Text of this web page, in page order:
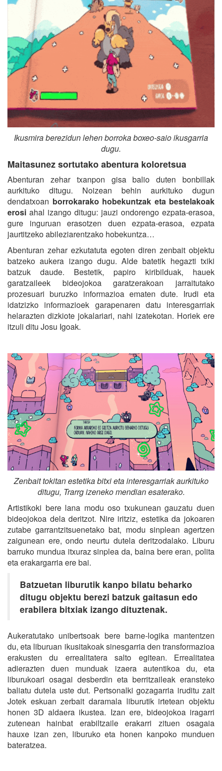
Ikusmira berezidun lehen borroka boxeo-saio ikusgarria
dugu.
Maitasunez sortutako abentura koloretsua
Abenturan zehar txanpon gisa balio duten bonbillak
aurkituko ditugu. Noizean behin aurkituko dugun
dendatxoan borrokarako hobekuntzak eta bestelakoak
erosi ahal izango ditugu: jauzi ondorengo ezpata-erasoa,
gure inguruan erasotzen duen ezpata-erasoa, ezpata
jaurtitzeko abileziarentzako hobekuntza…
Abenturan zehar ezkutatuta egoten diren zenbait objektu
batzeko aukera izango dugu. Alde batetik hegazti txiki
batzuk daude. Bestetik, papiro kiribilduak, hauek
garatzaileek bideojokoa garatzerakoan jarraitutako
prozesuari buruzko informazioa ematen dute. Irudi eta
idatzizko informazioek garapenaren datu interesgarriak
helarazten dizkiote jokalariari, nahi izatekotan. Horiek ere
itzuli ditu Josu Igoak.
Zenbait tokitan estetika bitxi eta interesgarriak aurkituko
ditugu, Trarrg izeneko mendian esaterako.
Artistikoki bere lana modu oso txukunean gauzatu duen
bideojokoa dela deritzot. Nire iritziz, estetika da jokoaren
zutabe garrantzitsuenetako bat, modu sinplean agertzen
zaigunean ere, ondo neurtu dutela deritzodalako. Liburu
barruko mundua itxuraz sinplea da, baina bere eran, polita
eta erakargarria ere bai.
Batzuetan liburutik kanpo bilatu beharko
ditugu objektu berezi batzuk gaitasun edo
erabilera bitxiak izango dituztenak.
Aukeratutako unibertsoak bere barne-logika mantentzen
du, eta liburuan ikusitakoak sinesgarria den transformazioa
erakusten du errealitatera salto egitean. Errealitatea
adierazten duen munduak izaera autentikoa du, eta
liburukoari osagai desberdin eta berritzaileak eransteko
baliatu dutela uste dut. Pertsonalki gozagarria iruditu zait
Jotek eskuan zerbait daramala liburutik irtetean objektu
honen 3D aldaera ikustea. Izan ere, bideojokoa iragarri
zutenean hainbat erabiltzaile erakarri zituen osagaia
hauxe izan zen, liburuko eta honen kanpoko munduen
bateratzea.